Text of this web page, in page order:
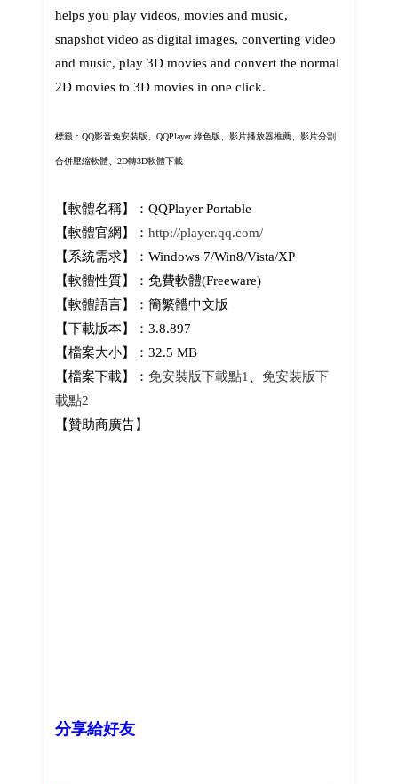
helps you play videos, movies and music,
snapshot video as digital images, converting video
and music, play 3D movies and convert the normal
2D movies to 3D movies in one click.
標籤：QQ影音免安裝版、QQPlayer 綠色版、影片播放器推薦、影片分割
合併壓縮軟體、2D轉3D軟體下載
【軟體名稱】：QQPlayer Portable
【軟體官網】： http://player.qq.com/
【系統需求】：Windows 7/Win8/Vista/XP
【軟體性質】：免費軟體(Freeware)
【軟體語言】：簡繁體中文版
【下載版本】：3.8.897
【檔案大小】：32.5 MB
【檔案下載】： 免安裝版下載點1、 免安裝版下
載點2
【贊助商廣告】
分享給好友